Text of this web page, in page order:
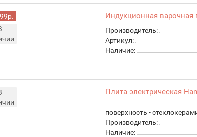
Индукционная варочная
Производитель:
Артикул:
Наличие:
Плита электрическая
поверхность -
Производитель:
Наличие: